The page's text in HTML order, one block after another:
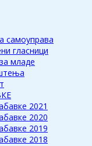
самоуправа
гласници
младе
2021
2020
2019
2018